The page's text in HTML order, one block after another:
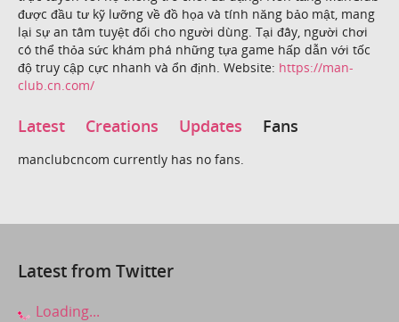
được đầu tư kỹ lưỡng về đồ họa và tính năng bảo mật, mang
lại sự an tâm tuyệt đối cho người dùng. Tại đây, người chơi
có thể thỏa sức khám phá những tựa game hấp dẫn với tốc
độ truy cập cực nhanh và ổn định. Website: https://man-
club.cn.com/
Latest Creations Updates Fans
manclubcncom currently has no fans.
Latest from Twitter
Loading...